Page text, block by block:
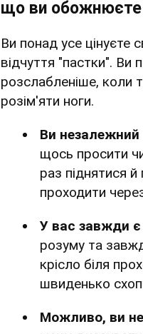
що ви обожнюєте
Ви понад усе цінуєте
відчуття "пастки". Ви
розслабленіше, коли
розім'яти ноги.
Ви
щось просити
раз піднятися
проходити
У вас завжди є
розуму та
крісло біля
швиденько
Можливо, ви